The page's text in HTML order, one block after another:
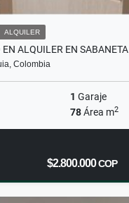
ALQUILER
ALQUILER EN SABANETA
Colombia
1 Garaje
78Área m2
$2.800.000COP